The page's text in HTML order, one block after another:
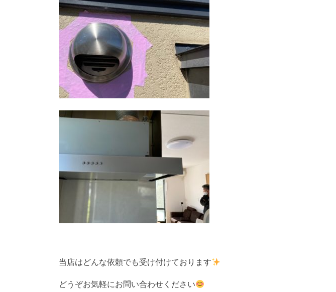
当店はどんな依頼でも受け付けております
どうぞお気軽にお問い合わせください